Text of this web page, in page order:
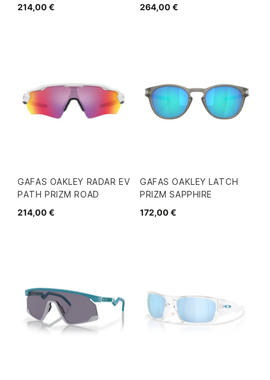
214,00 €
264,00 €
GAFAS OAKLEY RADAR EV
PATH PRIZM ROAD
214,00 €
GAFAS OAKLEY LATCH
PRIZM SAPPHIRE
172,00 €